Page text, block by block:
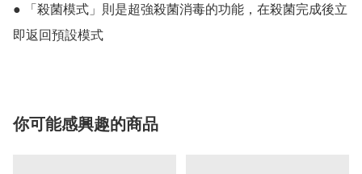
● 「殺菌模式」則是超強殺菌消毒的功能，在殺菌完成後立
即返回預設模式
你可能感興趣的商品